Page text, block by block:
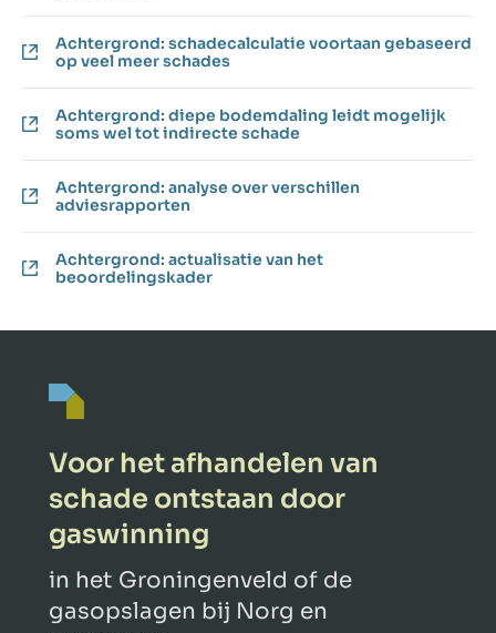
Achtergrond: schadecalculatie voortaan gebaseerd
op veel meer schades
Achtergrond: diepe bodemdaling leidt mogelijk
soms wel tot indirecte schade
Achtergrond: analyse over verschillen
adviesrapporten
Achtergrond: actualisatie van het
beoordelingskader
Voor het afhandelen van
schade ontstaan door
gaswinning
in het Groningenveld of de
gasopslagen bij Norg en